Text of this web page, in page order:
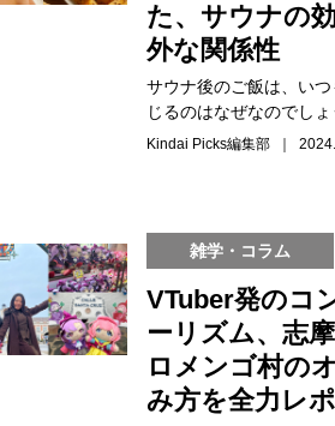
た、サウナの
外な関係性
サウナ後のご飯は、い
じるのはなぜなのでしょ
Kindai Picks編集部 ｜
雑学・コラム
VTuber発のコ
ーリズム、志
ロメンゴ村の
み方を全力レ